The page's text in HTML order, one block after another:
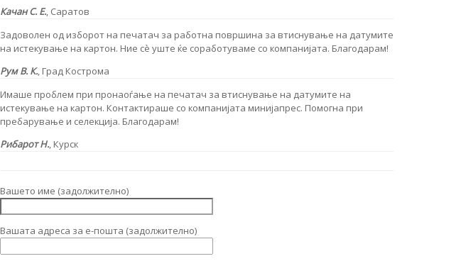
Качан С. Е., Саратов
Задоволен од изборот на печатач за работна површина за втиснување на датумите
на истекување на картон. Ние сè уште ќе соработуваме со компанијата. Благодарам!
Рум В. К., Град Кострома
Имаше проблем при пронаоѓање на печатач за втиснување на датумите на
истекување на картон. Контактираше со компанијата минијапрес. Помогна при
пребарување и селекција. Благодарам!
Рибарот Н., Курск
Вашето име (задолжително)
Вашата адреса за е-пошта (задолжително)